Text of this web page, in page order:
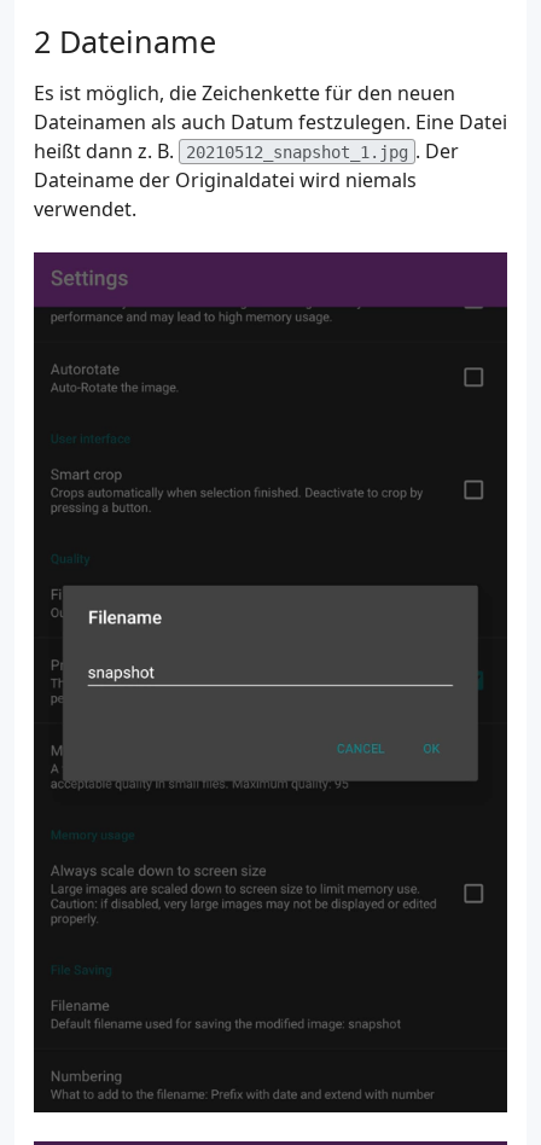
Dateiname
Es ist möglich, die Zeichenkette für den neuen
Dateinamen als auch Datum festzulegen. Eine Datei
heißt dann z. B.
20210512_snapshot_1.jpg . Der
Dateiname der Originaldatei wird niemals
verwendet.